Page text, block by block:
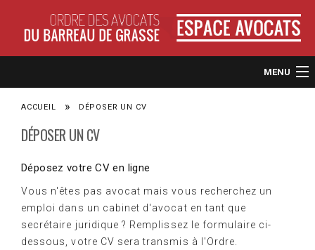
MENU
ACCUEIL
CONTACT
DÉPOSEZ UNE OFFRE OU UNE DEMANDE DE COLLABORATION
DÉPOSER UN CV
ACCUEIL DÉPOSER UN CV
DÉPOSER UN CV
Déposez votre CV en ligne
Vous n'êtes pas avocat mais vous recherchez un
emploi dans un cabinet d'avocat en tant que
secrétaire juridique ? Remplissez le formulaire ci-
dessous, votre CV sera transmis à l'Ordre.